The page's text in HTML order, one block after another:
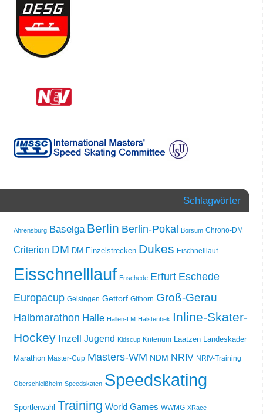
Schlagwörter
Ahrensburg Baselga Berlin Berlin-Pokal Borsum Chrono-DM
Criterion DM DM Einzelstrecken Dukes Eischnelllauf
Eisschnelllauf Enschede Erfurt Eschede
Europacup Geisingen Gettorf Gifhorn Groß-Gerau
Halbmarathon Halle Hallen-LM Halstenbek Inline-Skater-
Hockey Inzell Jugend Kidscup Kriterium Laatzen Landeskader
Marathon Master-Cup Masters-WM NDM NRIV NRIV-Training
Oberschleißheim Speedskaten Speedskating
Sportlerwahl Training World Games WWMG XRace